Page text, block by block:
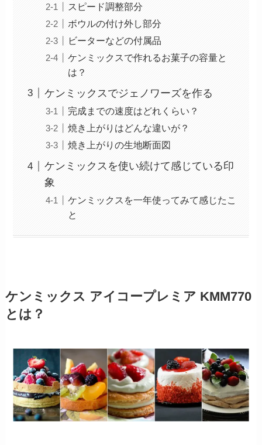
スピード調整部分
ボウルの付け外し部分
ビーターなどの付属品
ケンミックスで作れるお菓子の容量と
は？
ケンミックスでジェノワーズを作る
完成までの速度はどれくらい？
焼き上がりはどんな違いが？
焼き上がりの生地断面図
ケンミックスを使い続けて感じている印
象
ケンミックスを一年使ってみて感じたこ
と
ケンミックス アイコープレミア KMM770
とは？